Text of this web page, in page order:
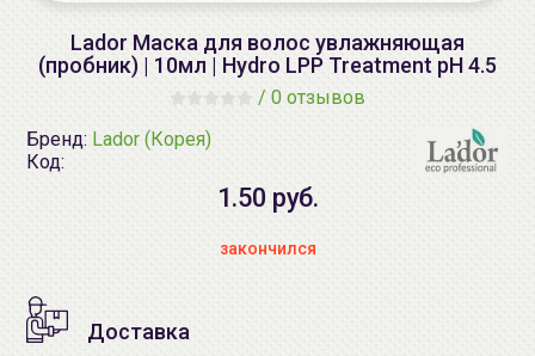
Lador Маска для волос увлажняющая
(пробник) | 10мл | Hydro LPP Treatment pH 4.5
/ 0 отзывов
Бренд: Lador (Корея)
Код:
1.50 руб.
закончился
Доставка